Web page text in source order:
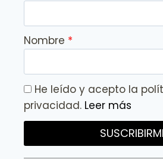
Nombre
He leído y acepto la
privacidad. Leer más